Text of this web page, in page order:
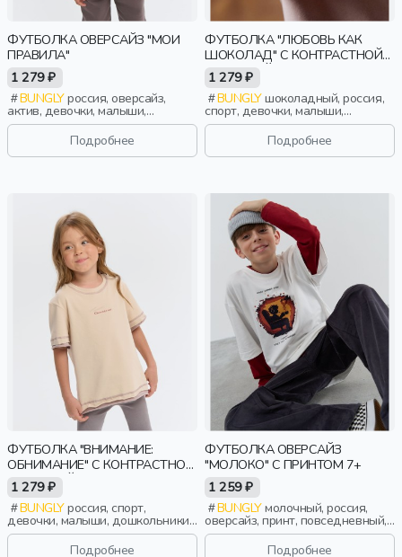
ФУТБОЛКА ОВЕРСАЙЗ "МОИ
ПРАВИЛА"
1 279 ₽
BUNGLYроссия, оверсайз,
актив, девочки, малыши,
дошкольники, дети
Подробнее
ФУТБОЛКА "ЛЮБОВЬ КАК
ШОКОЛАД" С КОНТРАСТНОЙ
ОТДЕЛКОЙ
1 279 ₽
BUNGLYшоколадный, россия,
спорт, девочки, малыши,
дошкольники, дети
Подробнее
ФУТБОЛКА "ВНИМАНИЕ:
ОБНИМАНИЕ" С КОНТРАСТНОЙ
ОТДЕЛКОЙ
1 279 ₽
BUNGLYроссия, спорт,
девочки, малыши, дошкольники,
дети
Подробнее
ФУТБОЛКА ОВЕРСАЙЗ
"МОЛОКО" С ПРИНТОМ 7+
1 259 ₽
BUNGLYмолочный, россия,
оверсайз, принт, повседневный,
мальчики, школьники, подростки,
Подробнее